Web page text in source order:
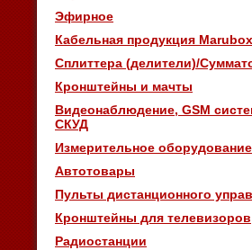
Эфирное
Кабельная продукция Marubox
Сплиттера (делители)/
Кронштейны и мачты
Видеонаблюдение, GSM
СКУД
Измерительное оборудование
Автотовары
Пульты дистанционного
Кронштейны для телевизоров
Радиостанции